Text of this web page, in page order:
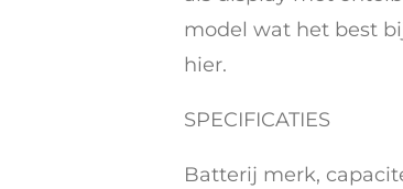
model wat het best
hier.
SPECIFICATIES
Batterij merk,